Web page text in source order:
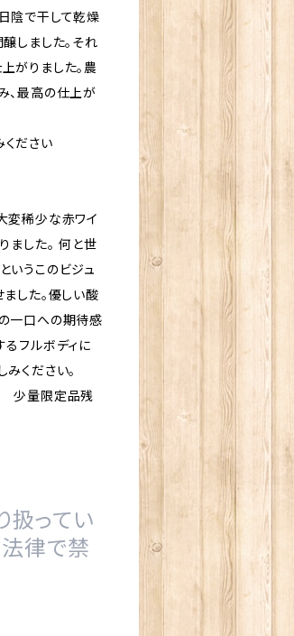
陰で干して乾燥
しました。それ
がりました。農
、最高の仕上が
ださい
変稀少な赤ワイ
ました。 何と世
いうこのビジュ
した。優しい酸
一口への期待感
るフルボディに
ください。
少量限定品残
扱ってい
律で禁